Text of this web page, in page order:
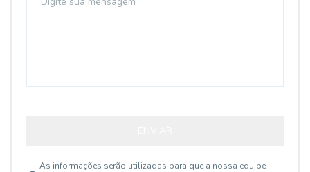
As informações serão utilizadas para que a nossa equipe